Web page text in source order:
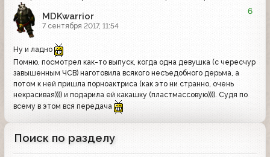
MDKwarrior
7 сентября 2017, 11:54
6
Ну и ладно
Помню, посмотрел как-то выпуск, когда одна девушка (с чересчур
завышенным ЧСВ) наготовила всякого несъедобного дерьма, а
потом к ней пришла порноактриса (как это ни странно, очень
некрасивая)))) и подарила ей какашку (пластмассовую)))). Судя по
всему в этом вся передача
Поиск по разделу